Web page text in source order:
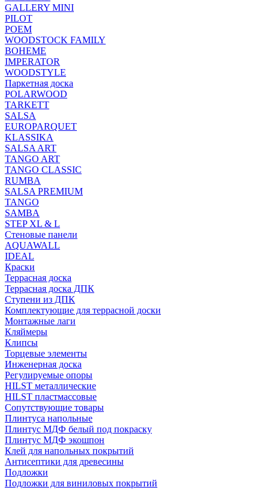
GALLERY MINI
PILOT
POEM
WOODSTOCK FAMILY
BOHEME
IMPERATOR
WOODSTYLE
Паркетная доска
POLARWOOD
TARKETT
SALSA
EUROPARQUET
KLASSIKA
SALSA ART
TANGO ART
TANGO CLASSIC
RUMBA
SALSA PREMIUM
TANGO
SAMBA
STEP XL & L
Стеновые панели
AQUAWALL
IDEAL
Краски
Террасная доска
Террасная доска ДПК
Ступени из ДПК
Комплектующие для террасной доски
Монтажные лаги
Кляймеры
Клипсы
Торцевые элементы
Инженерная доска
Регулируемые опоры
HILST металлические
HILST пластмассовые
Сопутствующие товары
Плинтуса напольные
Плинтус МДФ белый под покраску
Плинтус МДФ экошпон
Клей для напольных покрытий
Антисептики для древесины
Подложки
Подложки для виниловых покрытий